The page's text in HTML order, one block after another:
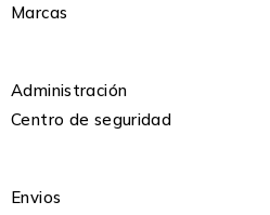
Marcas
Administración
Centro de seguridad
Envios